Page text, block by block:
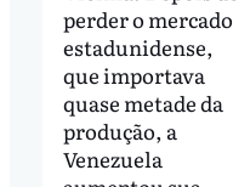
perder o mercado
estadunidense,
que importava
quase metade da
produção, a
Venezuela